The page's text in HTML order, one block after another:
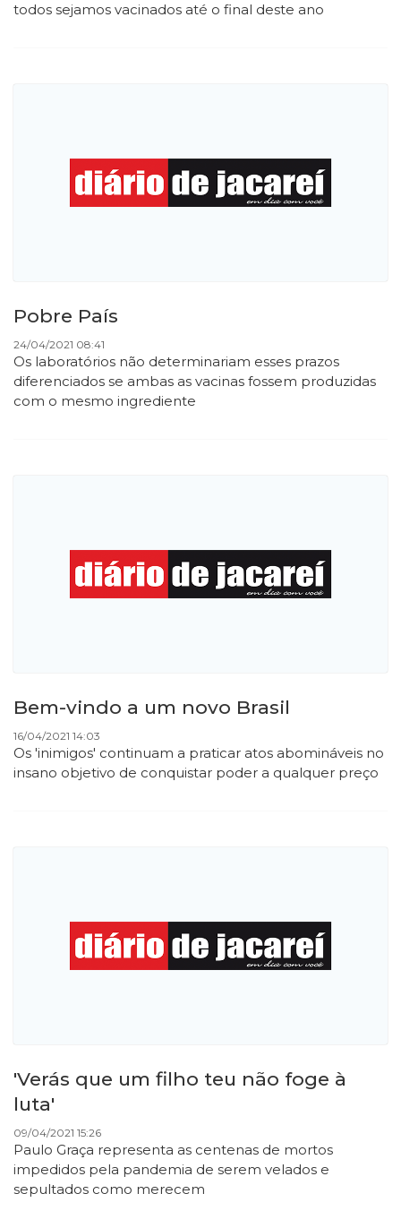
todos sejamos vacinados até o final deste ano
Pobre País
24/04/2021 08:41
Os laboratórios não determinariam esses prazos
diferenciados se ambas as vacinas fossem produzidas
com o mesmo ingrediente
Bem-vindo a um novo Brasil
16/04/2021 14:03
Os 'inimigos' continuam a praticar atos abomináveis no
insano objetivo de conquistar poder a qualquer preço
'Verás que um filho teu não foge à
luta'
09/04/2021 15:26
Paulo Graça representa as centenas de mortos
impedidos pela pandemia de serem velados e
sepultados como merecem